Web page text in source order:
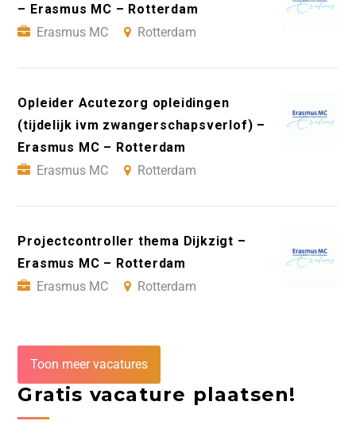
– Erasmus MC – Rotterdam
Erasmus MC
Rotterdam
Opleider Acutezorg opleidingen
(tijdelijk ivm zwangerschapsverlof) –
Erasmus MC – Rotterdam
Erasmus MC
Rotterdam
Projectcontroller thema Dijkzigt –
Erasmus MC – Rotterdam
Erasmus MC
Rotterdam
Toon meer vacatures
Gratis vacature plaatsen!